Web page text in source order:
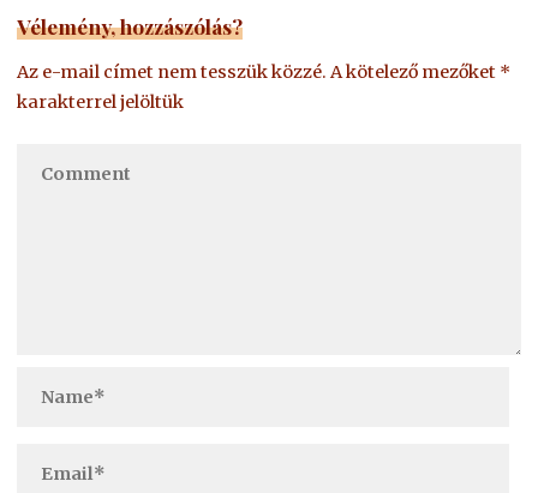
Vélemény, hozzászólás?
Az e-mail címet nem tesszük közzé. A kötelező mezőket *
karakterrel jelöltük